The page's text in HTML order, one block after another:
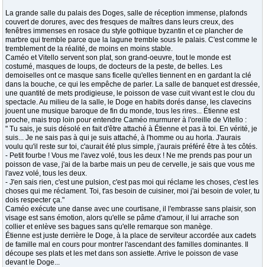
La grande salle du palais des Doges, salle de réception immense, plafonds
couvert de dorures, avec des fresques de maîtres dans leurs creux, des
fenêtres immenses en rosace du style gothique byzantin et ce plancher de
marbre qui tremble parce que la lagune tremble sous le palais. C'est comme le
tremblement de la réalité, de moins en moins stable.
Caméo et Vitello servent son plat, son grand-oeuvre, tout le monde est
costumé, masques de loups, de docteurs de la peste, de belles. Les
demoiselles ont ce masque sans ficelle qu'elles tiennent en en gardant la clé
dans la bouche, ce qui les empêche de parler. La salle de banquet est dressée,
une quantité de mets prodigieuse, le poisson de vase cuit vivant est le clou du
spectacle. Au milieu de la salle, le Doge en habits dorés danse, les clavecins
jouent une musique baroque de fin du monde, tous les rires... Étienne est
proche, mais trop loin pour entendre Caméo murmurer à l'oreille de Vitello :
" Tu sais, je suis désolé en fait d'être attaché à Étienne et pas à toi. En vérité, je
suis... Je ne sais pas à qui je suis attaché, à l'homme ou au horla. J'aurais
voulu qu'il reste sur toi, c'aurait été plus simple, j'aurais préféré être à tes côtés.
- Petit fourbe ! Vous me l'avez volé, tous les deux ! Ne me prends pas pour un
poisson de vase, j'ai de la barbe mais un peu de cervelle, je sais que vous me
l'avez volé, tous les deux.
- J'en sais rien, c'est une pulsion, c'est pas moi qui réclame les choses, c'est les
choses qui me réclament. Toi, t'as besoin de cuisiner, moi j'ai besoin de voler, tu
dois respecter ça."
Caméo exécute une danse avec une courtisane, il l'embrasse sans plaisir, son
visage est sans émotion, alors qu'elle se pâme d'amour, il lui arrache son
collier et enlève ses bagues sans qu'elle remarque son manège.
Étienne est juste derrière le Doge, à la place de serviteur accordée aux cadets
de famille mal en cours pour montrer l'ascendant des familles dominantes. Il
découpe ses plats et les met dans son assiette. Arrive le poisson de vase
devant le Doge...